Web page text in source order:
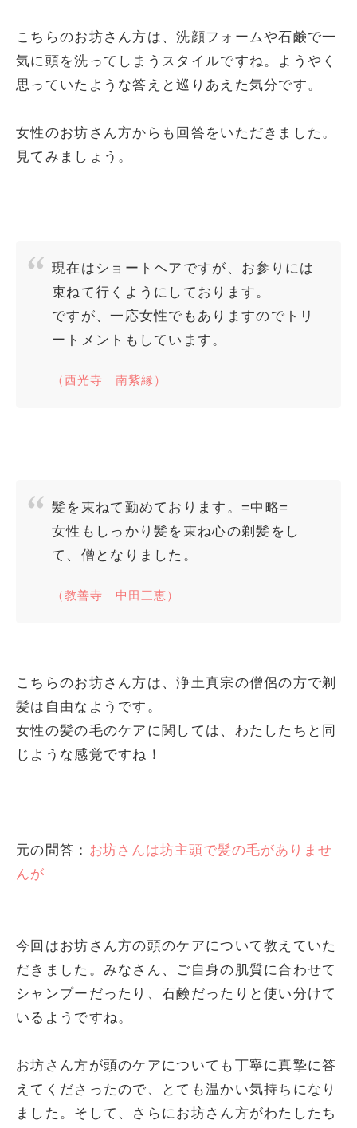
こちらのお坊さん方は、洗顔フォームや石鹸で一
気に頭を洗ってしまうスタイルですね。ようやく
思っていたような答えと巡りあえた気分です。
女性のお坊さん方からも回答をいただきました。
見てみましょう。
現在はショートヘアですが、お参りには
束ねて行くようにしております。
ですが、一応女性でもありますのでトリ
ートメントもしています。
（西光寺 南紫縁）
髪を束ねて勤めております。=中略=
女性もしっかり髪を束ね心の剃髪をし
て、僧となりました。
（教善寺 中田三恵）
こちらのお坊さん方は、浄土真宗の僧侶の方で剃
髪は自由なようです。
女性の髪の毛のケアに関しては、わたしたちと同
じような感覚ですね！
元の問答： お坊さんは坊主頭で髪の毛がありませ
んが
今回はお坊さん方の頭のケアについて教えていた
だきました。みなさん、ご自身の肌質に合わせて
シャンプーだったり、石鹸だったりと使い分けて
いるようですね。
お坊さん方が頭のケアについても丁寧に真摯に答
えてくださったので、とても温かい気持ちになり
ました。そして、さらにお坊さん方がわたしたち